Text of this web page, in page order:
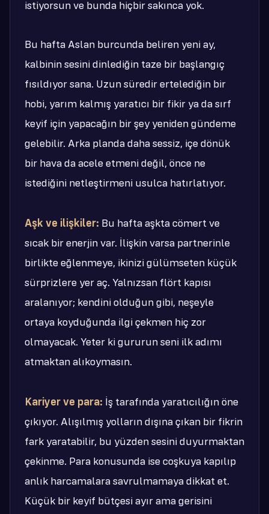
istiyorsun ve bunda hiçbir sakınca yok.
Bu hafta Aslan burcunda beliren yeni ay,
kalbinin sesini dinlediğin taze bir başlangıç
fısıldıyor sana. Uzun süredir ertelediğin bir
hobi, yarım kalmış yaratıcı bir fikir ya da sırf
keyif için yapacağın bir şey yeniden gündeme
gelebilir. Arka planda daha sessiz, içe dönük
bir hava da acele etmeni değil, önce ne
istediğini netleştirmeni usulca hatırlatıyor.
Aşk ve ilişkiler: Bu hafta aşkta cömert ve
sıcak bir enerjin var. İlişkin varsa partnerinle
birlikte eğlenmeye, ikinizi gülümseten küçük
sürprizlere yer aç. Yalnızsan flört kapısı
aralanıyor; kendini olduğun gibi, neşeyle
ortaya koyduğunda ilgi çekmen hiç zor
olmayacak. Yeter ki gururun seni ilk adımı
atmaktan alıkoymasın.
Kariyer ve para: İş tarafında yaratıcılığın öne
çıkıyor. Alışılmış yolların dışına çıkan bir fikrin
fark yaratabilir, bu yüzden sesini duyurmaktan
çekinme. Para konusunda ise coşkuya kapılıp
anlık harcamalara savrulmamaya dikkat et.
Küçük bir keyif bütçesi ayır ama gerisini